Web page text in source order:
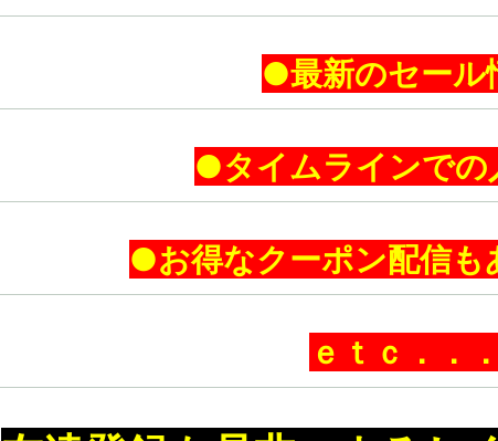
●最新のセール
●タイムラインでの
●お得なクーポン配信も
ｅｔｃ．．